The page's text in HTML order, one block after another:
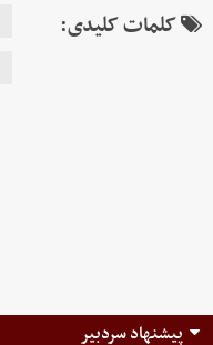
کلمات کلیدی:
پیشنهاد سردبیر